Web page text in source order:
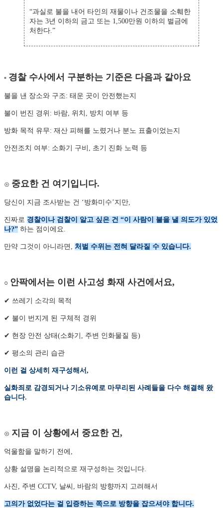
“과실로 불을 내어 타인의 재물이나 건조물을 소훼한
자는 3년 이하의 금고 또는 1,500만원 이하의 벌금에
처한다.”
▫ 경찰 수사에서 구분하는 기준은 다음과 같아요
불을 낸 장소와 구조: 태운 곳이 안전했는지
불이 번진 경위: 바람, 위치, 방치 여부 등
방화 목적 유무: 재산 피해를 노렸거나 분노 표출이었는지
안전조치 여부: 소화기 구비, 초기 진화 노력 등
⊙ 중요한 건 여기입니다.
당신이 지금 조사받는 건 ‘방화미수’지만,
진짜로 경찰이나 검찰이 알고 싶은 건 “이 사람이 불을 낼 의도가 있었
나?” 하는 점이에요.
만약 그것이 아니라면, 처벌 수위는 전혀 달라질 수 있습니다.
○ 안팍에서는 이런 사고성 화재 사건에서요,
✔ 쓰레기 소각의 목적
✔ 불이 번지게 된 구체적 경위
✔ 현장 안전 상태(소화기, 주변 인화물질 등)
✔ 평소의 관리 습관
이런 걸 상세히 재구성해서,
실화죄로 감경되거나 기소유예로 마무리된 사례들을 다수 해결해 왔
습니다.
⊙ 지금 이 상황에서 중요한 건,
억울함을 말하기 전에,
상황 설명을 논리적으로 재구성하는 것입니다.
사진, 주변 CCTV, 날씨, 바람의 방향까지 고려해서
고의가 없었다는 걸 입증하는 쪽으로 방향을 잡으셔야 합니다.